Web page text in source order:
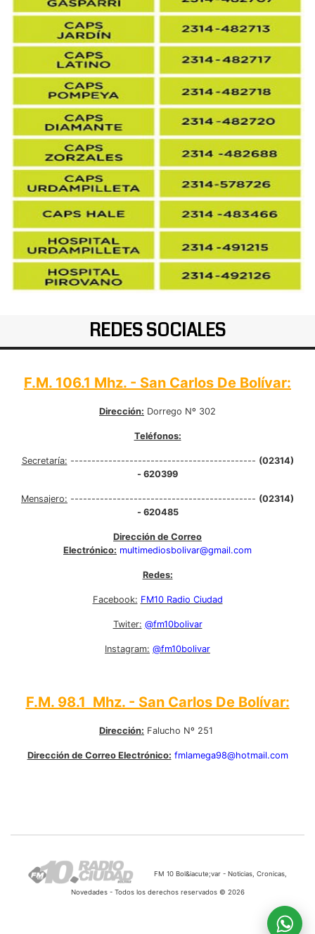
REDES SOCIALES
F.M. 106.1 Mhz. - San Carlos De Bolívar:
Dirección: Dorrego Nº 302
Teléfonos:
Secretaría: -------------------------------------------- (02314)
- 620399
Mensajero: -------------------------------------------- (02314)
- 620485
Dirección de Correo
Electrónico: multimediosbolivar@gmail.com
Redes:
Facebook: FM10 Radio Ciudad
Twiter: @fm10bolivar
Instagram: @fm10bolivar
F.M. 98.1 Mhz. - San Carlos De Bolívar:
Dirección: Falucho Nº 251
Dirección de Correo Electrónico: fmlamega98@hotmail.com
FM 10 Bol&iacute;var - Noticias, Cronicas,
Novedades - Todos los derechos reservados © 2026